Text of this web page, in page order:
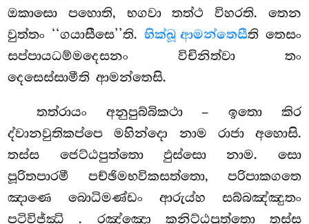
ඔකාසො පහොති, භගවා තත්ථ විහරති. තෙන
වුත්තං ‘‘ගයාසීසෙ’’ති. භික්ඛූ ආමන්තෙසීති තෙසං
සප්පායධම්මදෙසනං විචිනිත්වා තං
දෙසෙස්සාමීති ආමන්තෙසි.
තත්රායං අනුපුබ්බිකථා – ඉතො කිර
ද්වානවුතිකප්පෙ මහින්දො නාම රාජා අහොසි.
තස්ස ජෙට්ඨපුත්තො ඵුස්සො නාම. සො
පූරිතපාරමී පච්ඡිමභවිකසත්තො, පරිපාකගතෙ
ඤාණෙ බොධිමණ්ඩං ආරුය්හ සබ්බඤ්ඤුතං
පටිවිජ්ඣි. රඤ්ඤො කනිට්ඨපුත්තො තස්ස